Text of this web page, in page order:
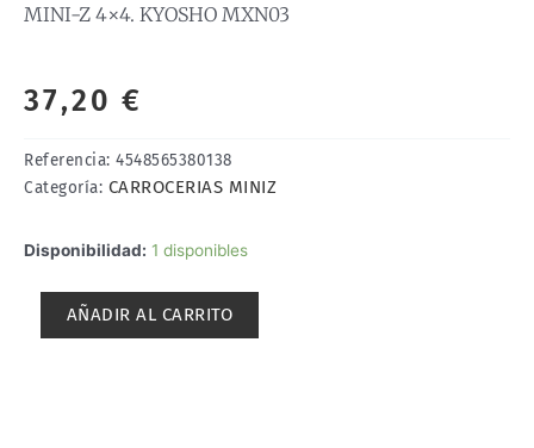
MINI-Z 4×4. KYOSHO MXN03
37,20 €
Referencia: 4548565380138
Categoría: CARROCERIAS MINIZ
Disponibilidad: 1 disponibles
CARROCERÍA
AÑADIR AL CARRITO